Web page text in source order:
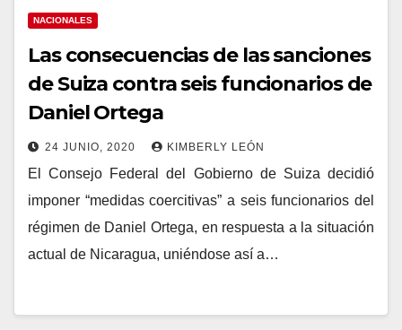
NACIONALES
Las consecuencias de las sanciones
de Suiza contra seis funcionarios de
Daniel Ortega
24 JUNIO, 2020 KIMBERLY LEÓN
El Consejo Federal del Gobierno de Suiza decidió
imponer “medidas coercitivas” a seis funcionarios del
régimen de Daniel Ortega, en respuesta a la situación
actual de Nicaragua, uniéndose así a…